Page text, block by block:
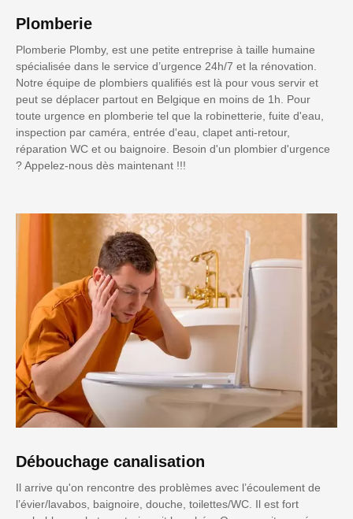
Plomberie
Plomberie Plomby, est une petite entreprise à taille humaine
spécialisée dans le service d’urgence 24h/7 et la rénovation.
Notre équipe de plombiers qualifiés est là pour vous servir et
peut se déplacer partout en Belgique en moins de 1h. Pour
toute urgence en plomberie tel que la robinetterie, fuite d'eau,
inspection par caméra, entrée d'eau, clapet anti-retour,
réparation WC et ou baignoire. Besoin d'un plombier d'urgence
? Appelez-nous dès maintenant !!!
Débouchage canalisation
Il arrive qu'on rencontre des problèmes avec l’écoulement de
l’évier/lavabos, baignoire, douche, toilettes/WC. Il est fort